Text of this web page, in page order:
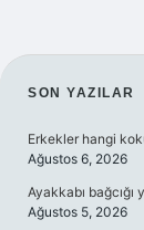
SON YAZILAR
Erkekler hangi
Ağustos 6, 2026
Ayakkabı bağcığı
Ağustos 5, 2026